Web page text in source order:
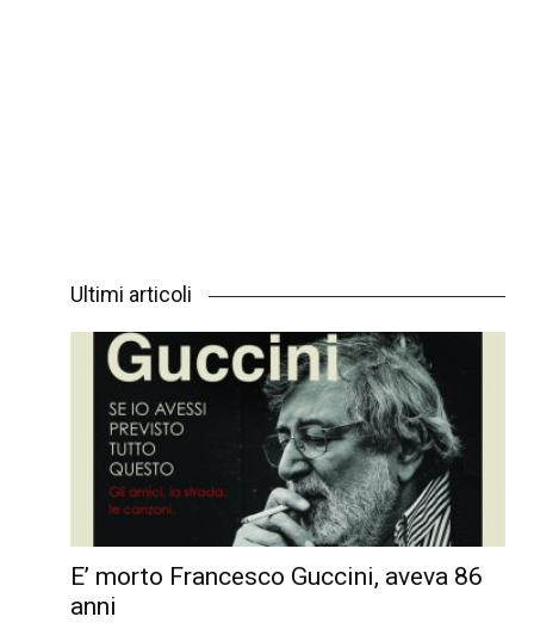
Ultimi articoli
E’ morto Francesco Guccini, aveva 86
anni